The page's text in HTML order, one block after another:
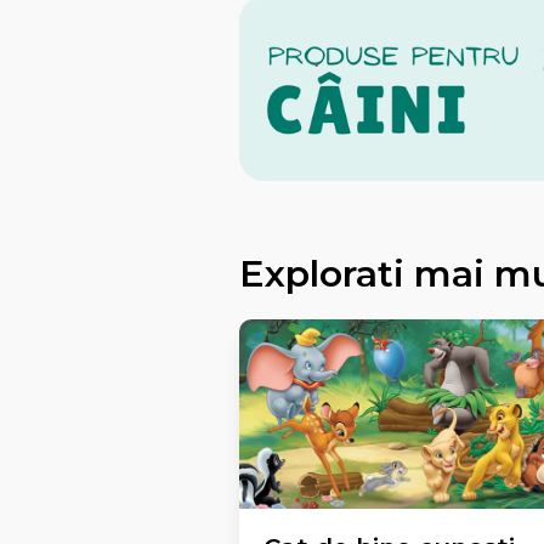
Explorati mai